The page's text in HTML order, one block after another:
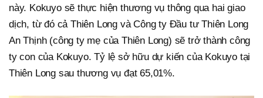
này. Kokuyo sẽ thực hiện thương vụ thông qua hai giao
dịch, từ đó cả Thiên Long và Công ty Đầu tư Thiên Long
An Thịnh (công ty mẹ của Thiên Long) sẽ trở thành công
ty con của Kokuyo. Tỷ lệ sở hữu dự kiến của Kokuyo tại
Thiên Long sau thương vụ đạt 65,01%.